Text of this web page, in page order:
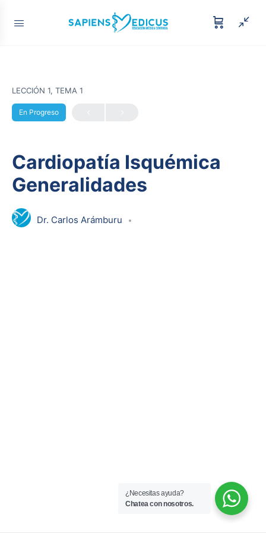
LECCIÓN 1, TEMA 1
En Progreso
Cardiopatía Isquémica
Generalidades
Dr. Carlos Arámburu
¿Necesitas ayuda?
Chatea con nosotros.